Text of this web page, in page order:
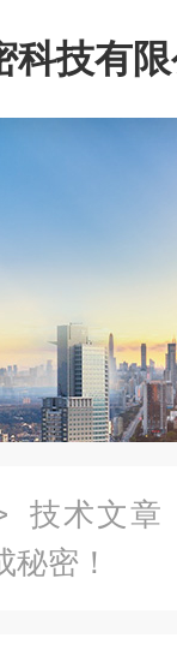
科技有
技术文章
密！